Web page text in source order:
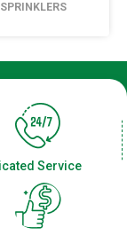
Service